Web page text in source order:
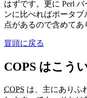
はずです。更に Perl
ンに比べればポータ
点があるので含めてあ
冒頭に戻る
COPS はこう
COPS は、主にありふ